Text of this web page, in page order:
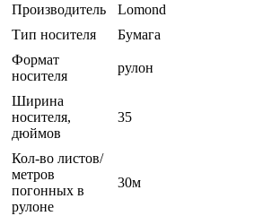
Производитель
Lomond
Тип носителя
Бумага
Формат
носителя
рулон
Ширина
носителя,
дюймов
35
Кол-во листов/
метров
погонных в
рулоне
30м